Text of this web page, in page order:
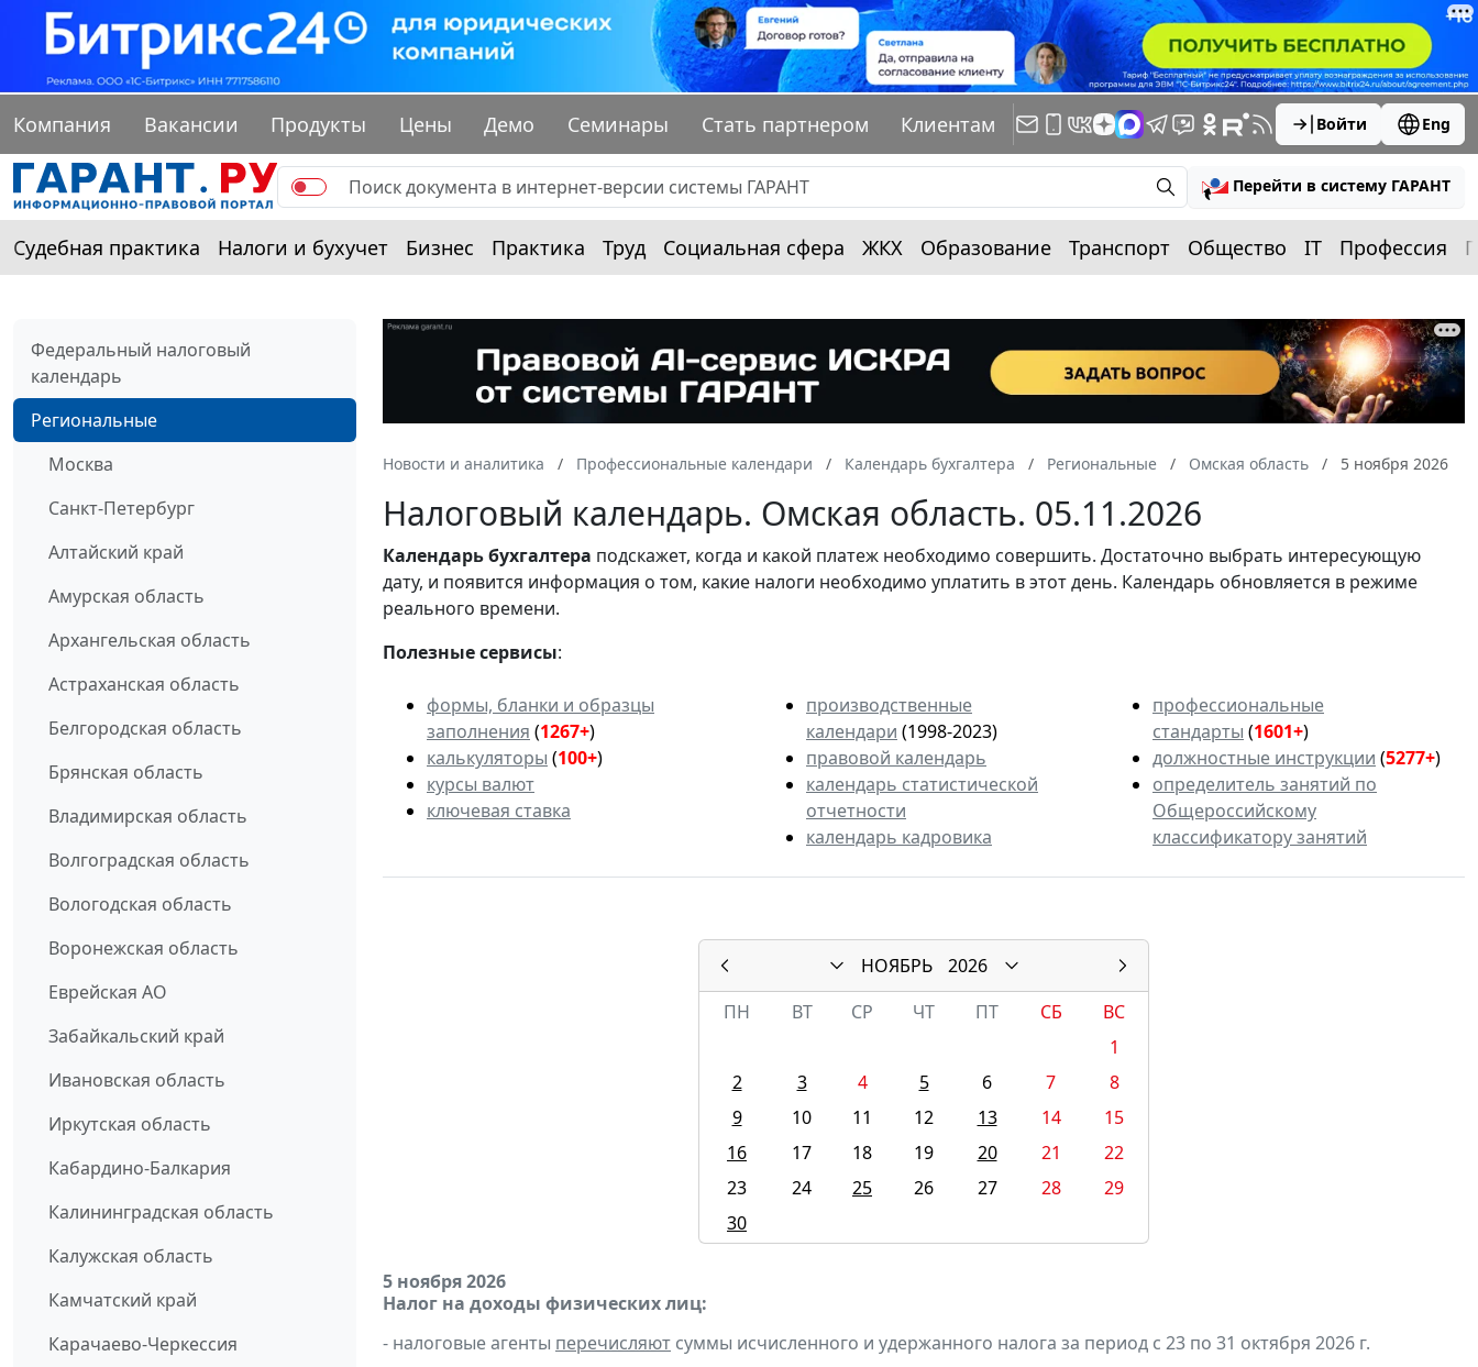
Компания Вакансии Продукты Цены Демо Семинары Стать партнером Клиентам Войти Eng
Перейти в систему ГАРАНТ
Судебная практика Налоги и бухучет Бизнес Практика Труд Социальная сфера ЖКХ Образование Транспорт Общество IT Профессия
Федеральный налоговый
календарь
Региональные
Москва
Санкт-Петербург
Алтайский край
Амурская область
Архангельская область
Астраханская область
Белгородская область
Брянская область
Владимирская область
Волгоградская область
Вологодская область
Воронежская область
Еврейская АО
Забайкальский край
Ивановская область
Иркутская область
Кабардино-Балкария
Калининградская область
Калужская область
Камчатский край
Карачаево-Черкессия
Новости и аналитика Профессиональные календари Календарь бухгалтера Региональные Омская область 5 ноября 2026
Налоговый календарь. Омская область. 05.11.2026
Календарьбухгалтера подскажет, когда и какой платеж необходимо совершить. Достаточно выбрать интересующую
дату, и появится информация о том, какие налоги необходимо уплатить в этот день. Календарь обновляется в режиме
реального времени.
Полезные сервисы:
формы, бланки и образцы
заполнения (1267+)
калькуляторы (100+)
курсы валют
ключевая ставка
производственные
календари (1998-2023)
правовой календарь
календарь статистической
отчетности
календарь кадровика
профессиональные
стандарты (1601+)
должностные инструкции (5277+)
определитель занятий по
Общероссийскому
классификатору занятий
НОЯБРЬ
2026
ПН
ВТ СР ЧТ ПТ СБ
ВС
1
2
3 4 5 6 7
8
9
10 11 12 13 14
15
16
17 18 19 20 21
22
23
24 25 26 27 28
29
30
5 ноября 2026
Налог на доходы физических лиц:
- налоговые агенты перечисляют суммы исчисленного и удержанного налога за период с 23 по 31 октября 2026 г.